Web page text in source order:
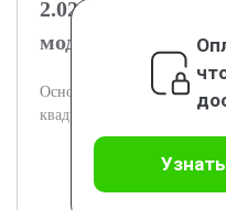
2.02.1
модулю
Основные требования к
квадрокоптера и системы